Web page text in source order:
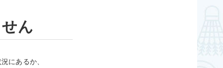
ん
にあるか、